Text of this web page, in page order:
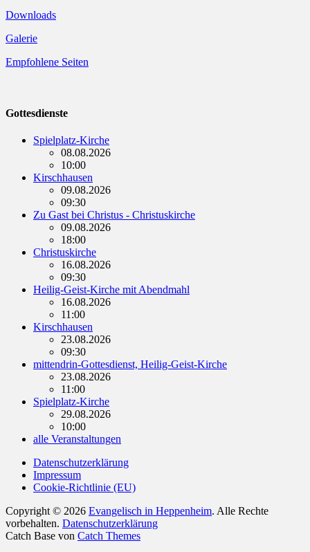
Downloads
Galerie
Empfohlene Seiten
Gottesdienste
Spielplatz-Kirche
08.08.2026
10:00
Kirschhausen
09.08.2026
09:30
Zu Gast bei Christus - Christuskirche
09.08.2026
18:00
Christuskirche
16.08.2026
09:30
Heilig-Geist-Kirche mit Abendmahl
16.08.2026
11:00
Kirschhausen
23.08.2026
09:30
mittendrin-Gottesdienst, Heilig-Geist-Kirche
23.08.2026
11:00
Spielplatz-Kirche
29.08.2026
10:00
alle Veranstaltungen
Datenschutzerklärung
Impressum
Cookie-Richtlinie (EU)
Copyright © 2026 Evangelisch in Heppenheim. Alle Rechte
vorbehalten. Datenschutzerklärung
Catch Base von Catch Themes